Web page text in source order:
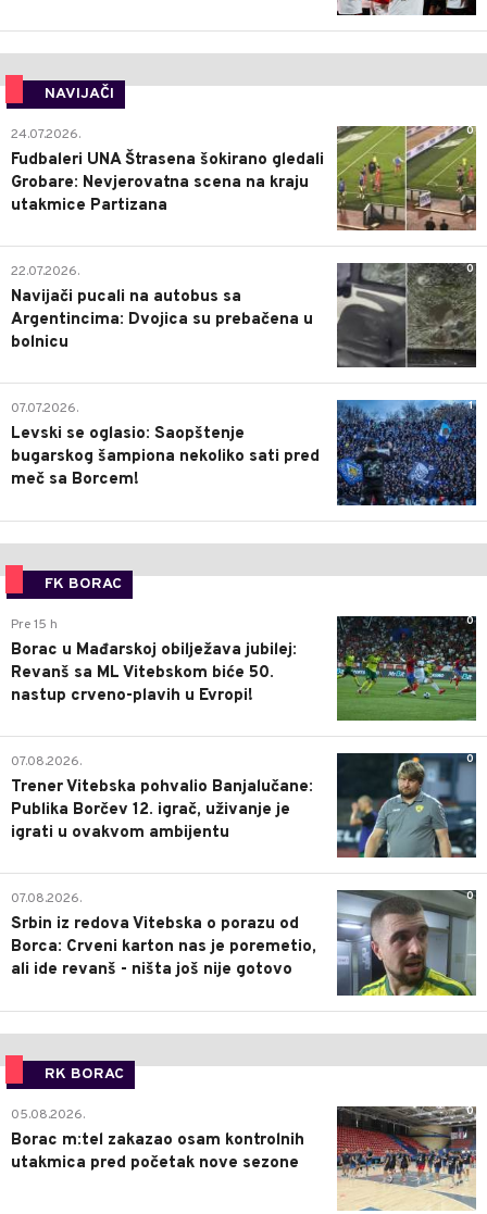
NAVIJAČI
0
24.07.2026.
Fudbaleri UNA Štrasena šokirano gledali
Grobare: Nevjerovatna scena na kraju
utakmice Partizana
0
22.07.2026.
Navijači pucali na autobus sa
Argentincima: Dvojica su prebačena u
bolnicu
1
07.07.2026.
Levski se oglasio: Saopštenje
bugarskog šampiona nekoliko sati pred
meč sa Borcem!
FK BORAC
0
Pre 15 h
Borac u Mađarskoj obilježava jubilej:
Revanš sa ML Vitebskom biće 50.
nastup crveno-plavih u Evropi!
0
07.08.2026.
Trener Vitebska pohvalio Banjalučane:
Publika Borčev 12. igrač, uživanje je
igrati u ovakvom ambijentu
0
07.08.2026.
Srbin iz redova Vitebska o porazu od
Borca: Crveni karton nas je poremetio,
ali ide revanš - ništa još nije gotovo
RK BORAC
0
05.08.2026.
Borac m:tel zakazao osam kontrolnih
utakmica pred početak nove sezone